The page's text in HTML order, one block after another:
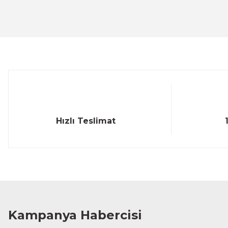
Hızlı Teslimat
Kampanya Habercisi